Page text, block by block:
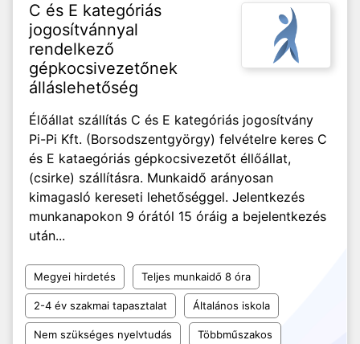
C és E kategóriás
jogosítvánnyal
rendelkező
gépkocsivezetőnek
álláslehetőség
Élőállat szállítás C és E kategóriás jogosítvány
Pi-Pi Kft. (Borsodszentgyörgy) felvételre keres C
és E kataegóriás gépkocsivezetőt éllőállat,
(csirke) szállításra. Munkaidő arányosan
kimagasló kereseti lehetőséggel. Jelentkezés
munkanapokon 9 órától 15 óráig a bejelentkezés
után...
Megyei hirdetés Teljes munkaidő 8 óra
2-4 év szakmai tapasztalat Általános iskola
Nem szükséges nyelvtudás Többműszakos